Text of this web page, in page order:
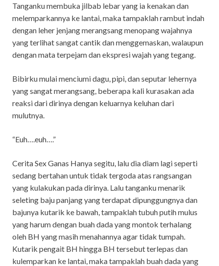
Tanganku membuka jilbab lebar yang ia kenakan dan
melemparkannya ke lantai, maka tampaklah rambut indah
dengan leher jenjang merangsang menopang wajahnya
yang terlihat sangat cantik dan menggemaskan, walaupun
dengan mata terpejam dan ekspresi wajah yang tegang.
Bibirku mulai menciumi dagu, pipi, dan seputar lehernya
yang sangat merangsang, beberapa kali kurasakan ada
reaksi dari dirinya dengan keluarnya keluhan dari
mulutnya.
“Euh….euh….”
Cerita Sex Ganas Hanya segitu, lalu dia diam lagi seperti
sedang bertahan untuk tidak tergoda atas rangsangan
yang kulakukan pada dirinya. Lalu tanganku menarik
seleting baju panjang yang terdapat dipunggungnya dan
bajunya kutarik ke bawah, tampaklah tubuh putih mulus
yang harum dengan buah dada yang montok terhalang
oleh BH yang masih menahannya agar tidak tumpah.
Kutarik pengait BH hingga BH tersebut terlepas dan
kulemparkan ke lantai, maka tampaklah buah dada yang